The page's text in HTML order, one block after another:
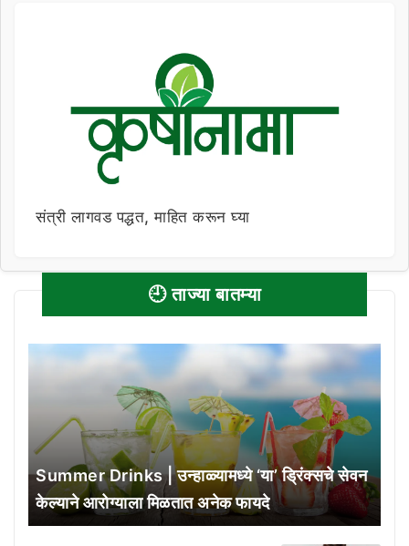
संत्री लागवड पद्धत, माहित करून घ्या
🕘 ताज्या बातम्या
Summer Drinks | उन्हाळ्यामध्ये ‘या’ ड्रिंक्सचे सेवन
केल्याने आरोग्याला मिळतात अनेक फायदे